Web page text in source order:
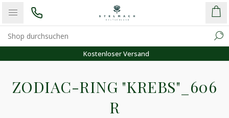
Kostenloser Versand
ZODIAC-RING "KREBS"_606
R